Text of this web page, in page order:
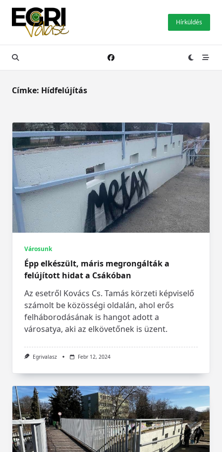
Skip
content
Hírküldés
Címke: Hídfelújítás
Városunk
Épp elkészült, máris megrongálták a
felújított hidat a Csákóban
Az esetről Kovács Cs. Tamás körzeti képviselő
számolt be közösségi oldalán, ahol erős
felháborodásának is hangot adott a
városatya, aki az elkövetőnek is üzent.
Egrivalasz Febr 12, 2024